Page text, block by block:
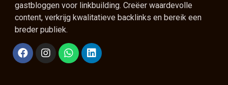
gastbloggen voor linkbuilding. Creëer waardevolle
content, verkrijg kwalitatieve backlinks en bereik een
breder publiek.